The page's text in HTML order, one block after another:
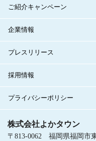
ご紹介キャンペーン
企業情報
プレスリリース
採用情報
プライバシーポリシー
株式会社よかタウン
〒813-0062 福岡県福岡市